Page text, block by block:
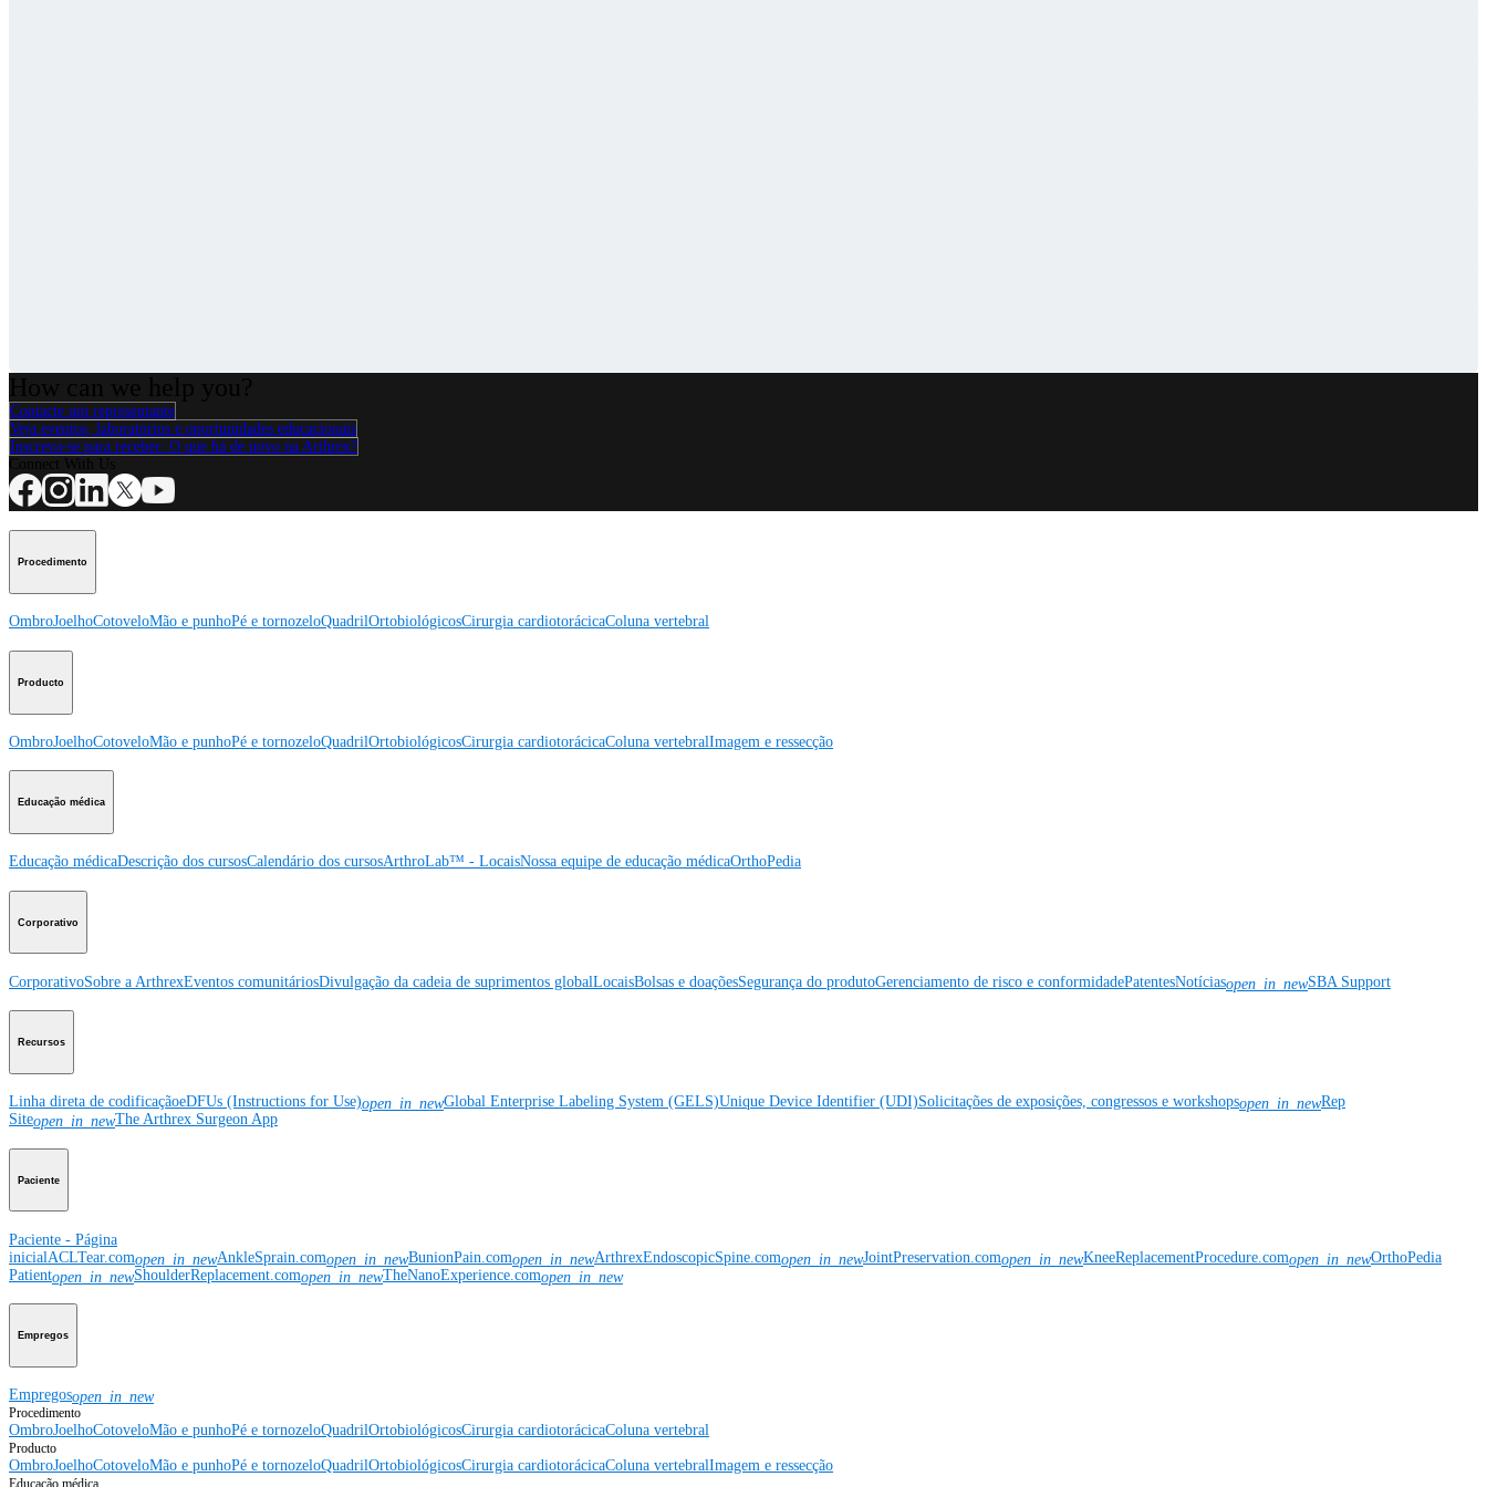
Contacte um representante
Veja eventos, laboratórios e oportunidades educacionais
Inscreva-se para receber: O que há de novo na Arthrex?
Procedimento
OmbroJoelhoCotoveloMão e punhoPé e tornozeloQuadrilOrtobiológicosCirurgia cardiotorácicaColuna vertebral
Producto
OmbroJoelhoCotoveloMão e punhoPé e tornozeloQuadrilOrtobiológicosCirurgia cardiotorácicaColuna vertebralImagem e ressecção
Educação médica
Educação médicaDescrição dos cursosCalendário dos cursosArthroLab™ - LocaisNossa equipe de educação médicaOrthoPedia
Corporativo
CorporativoSobre a ArthrexEventos comunitáriosDivulgação da cadeia de suprimentos globalLocaisBolsas e doaçõesSegurança do produtoGerenciamento de risco e conformidadePatentesNotíciasopen_in_newSBA Support
Recursos
Linha direta de codificaçãoeDFUs (Instructions for Use)open_in_newGlobal Enterprise Labeling System (GELS)Unique Device Identifier (UDI)Solicitações de exposições, congressos e workshopsopen_in_newRep
Siteopen_in_newThe Arthrex Surgeon App
Paciente
Paciente - Página
inicial ACLTear.comopen_in_newAnkleSprain.comopen_in_newBunionPain.comopen_in_newArthrexEndoscopicSpine.comopen_in_newJointPreservation.comopen_in_newKneeReplacementProcedure.comopen_in_newOrthoPedia
Patientopen_in_newShoulderReplacement.comopen_in_newTheNanoExperience.comopen_in_new
Empregos
Empregosopen_in_new
Procedimento
OmbroJoelhoCotoveloMão e punhoPé e tornozeloQuadrilOrtobiológicosCirurgia cardiotorácicaColuna vertebral
Producto
OmbroJoelhoCotoveloMão e punhoPé e tornozeloQuadrilOrtobiológicosCirurgia cardiotorácicaColuna vertebralImagem e ressecção